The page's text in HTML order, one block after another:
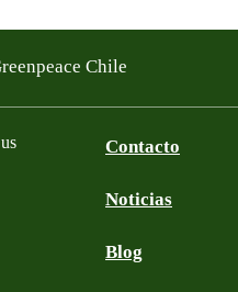
Chile
Contacto
Noticias
Blog